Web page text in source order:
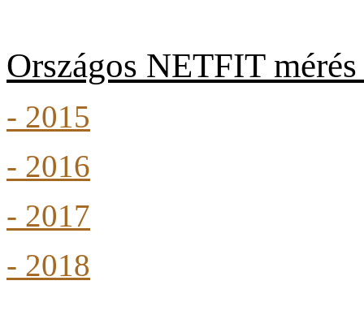
Országos NETFIT
- 2015
- 2016
- 2017
- 2018